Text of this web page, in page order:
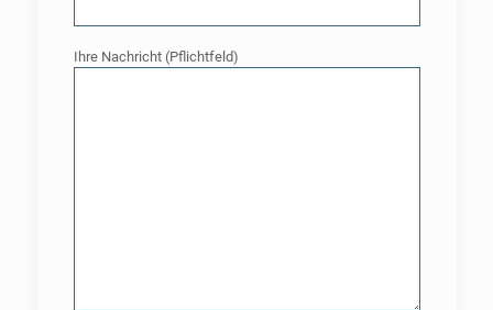
Ihre Nachricht (Pflichtfeld)